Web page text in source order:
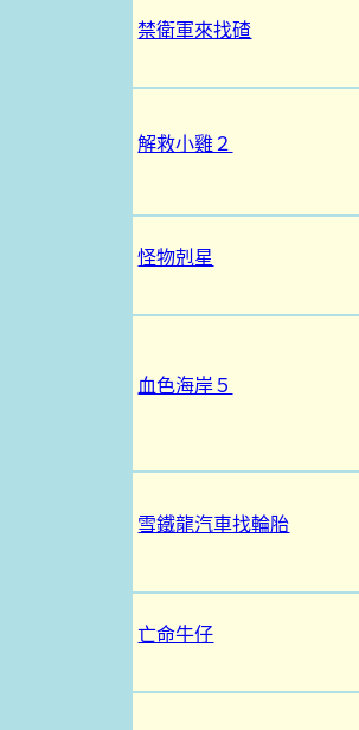
禁衛軍來找碴
解救小雞２
怪物剋星
血色海岸５
雪鐵龍汽車找輪胎
亡命牛仔